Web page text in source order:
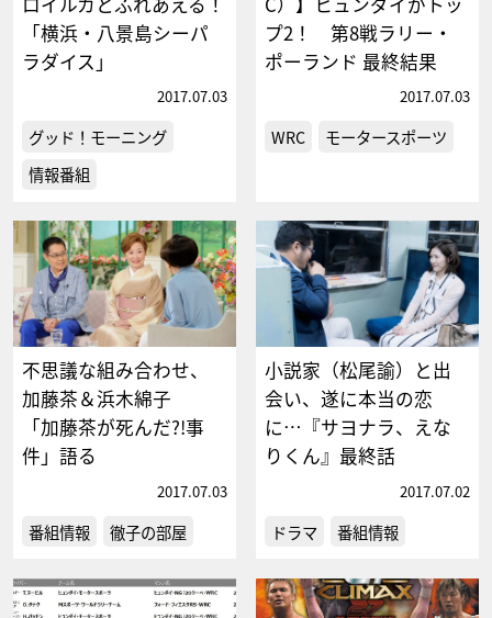
「横浜・八景島シーパ
ラダイス」
2017.07.03
グッド！モーニング
情報番組
プ2！ 第8戦ラリー・
ポーランド 最終結果
2017.07.03
WRC モータースポーツ
不思議な組み合わせ、
加藤茶＆浜木綿子
「加藤茶が死んだ?!事
件」語る
2017.07.03
番組情報 徹子の部屋
小説家（松尾諭）と出
会い、遂に本当の恋
に…『サヨナラ、えな
りくん』最終話
2017.07.02
ドラマ 番組情報